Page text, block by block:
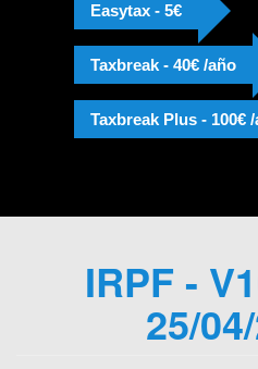
Easytax - 5€
Taxbreak - 40€ /año
Taxbreak Plus - 100€
IRPF -
25/